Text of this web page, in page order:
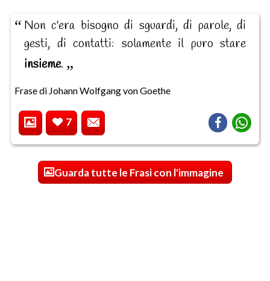
Non c'era bisogno di sguardi, di parole, di
gesti, di contatti: solamente il puro stare
insieme.
Frase di Johann Wolfgang von Goethe
7
Guarda tutte le Frasi con l'immagine